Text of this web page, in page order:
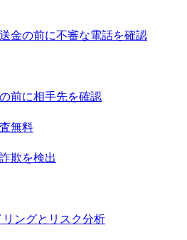
金の前に不審な電話を確認
前に相手先を確認
無料
欺を検出
ングとリスク分析